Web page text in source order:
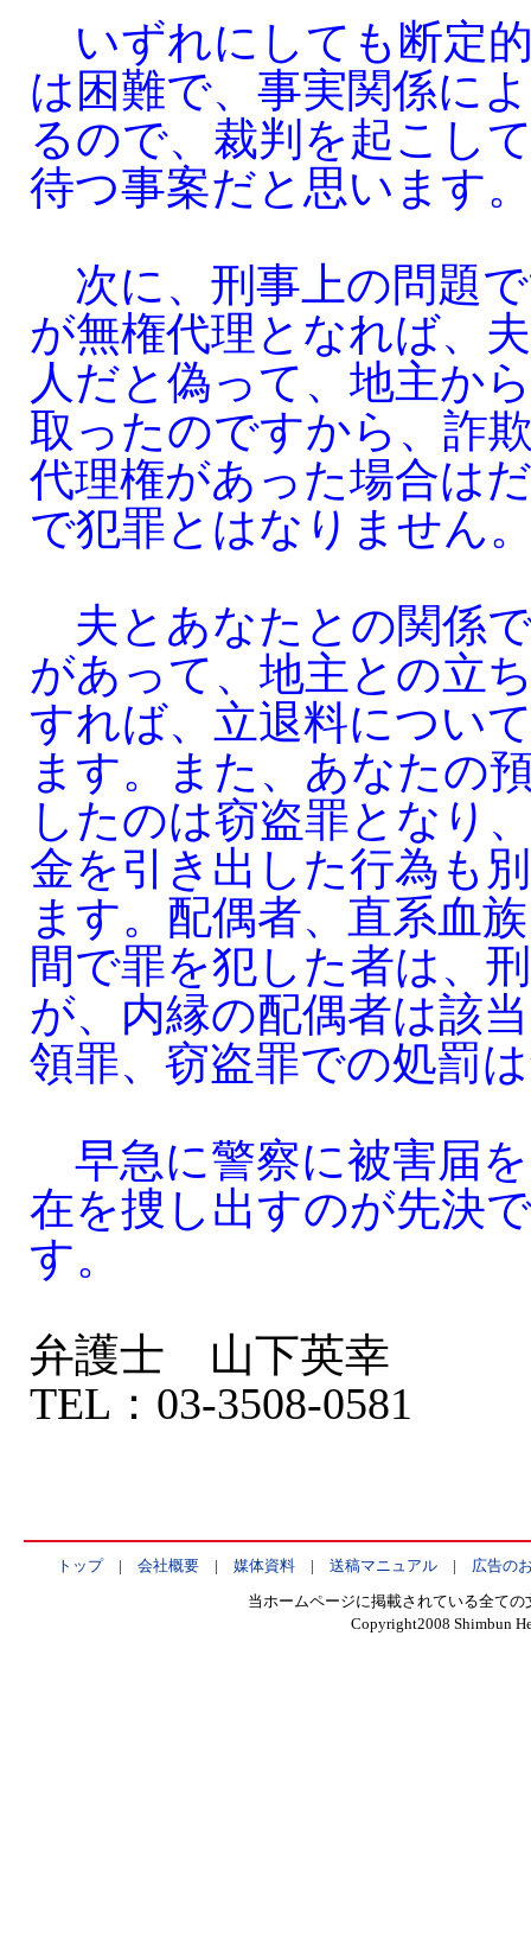
いずれにしても断定
は困難で、事実関係に
るので、裁判を起こし
待つ事案だと思います。
次に、刑事上の問題
が無権代理となれば、
人だと偽って、地主か
取ったのですから、詐
代理権があった場合は
で犯罪とはなりません
夫とあなたとの関係
があって、地主との立
すれば、立退料につい
ます。また、あなたの
したのは窃盗罪となり
金を引き出した行為も
ます。配偶者、直系血
間で罪を犯した者は、
が、内縁の配偶者は該
領罪、窃盗罪での処罰
早急に警察に被害届
在を捜し出すのが先決
す。
弁護士 山下英幸
TEL：03-3508-0581
トップ| 会社概要| 媒体資料| 送稿マニュアル| 広告の
当ホームページに掲載されている全て
Copyright2008 Shimbun